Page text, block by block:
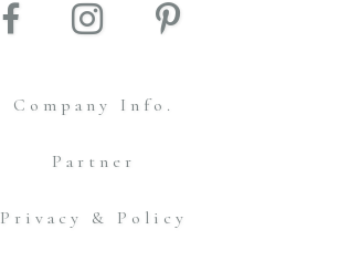
Company Info.
Partner
Privacy & Policy